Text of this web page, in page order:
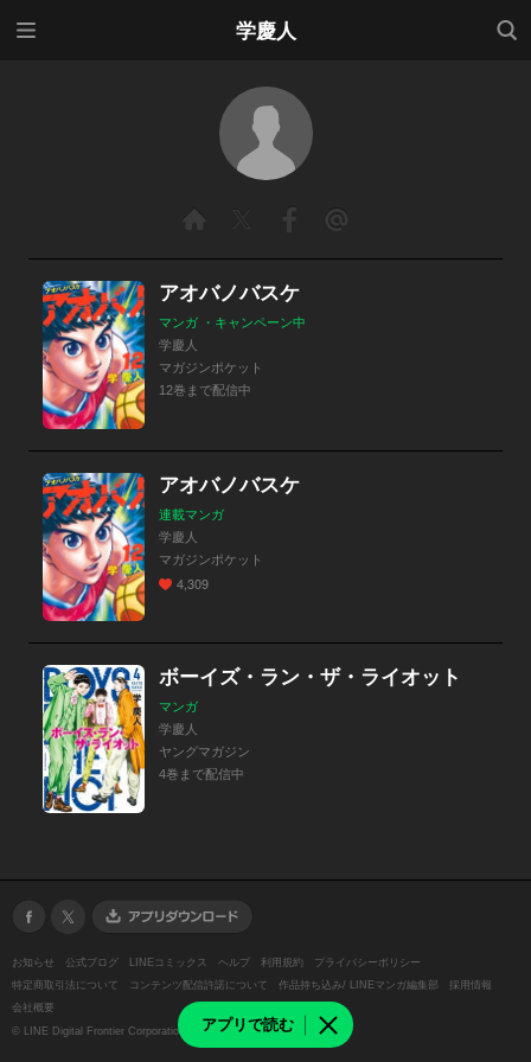
学慶人
検索
アプリで読む
アオバノバスケ
マンガ ・キャンペーン中
学慶人
マガジンポケット
12巻まで配信中
アオバノバスケ
連載マンガ
学慶人
マガジンポケット
4,309
ボーイズ・ラン・ザ・ライオット
マンガ
学慶人
ヤングマガジン
4巻まで配信中
お知らせ 公式ブログ LINEコミックス ヘルプ 利用規約
プライバシーポリシー
特定商取引法について
コンテンツ配信許諾について 作品持ち込み/ LINEマンガ編集部
採用情報
会社概要
© LINE Digital Frontier Corporation